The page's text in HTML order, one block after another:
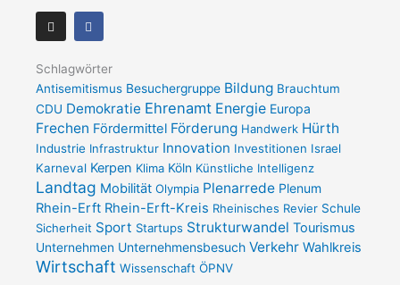
I
n
s
a
r
a
m
F
a
c
b
o
k
-
f
Schlagwörter
Antisemitismus Besuchergruppe Bildung Brauchtum
CDU Demokratie Ehrenamt Energie Europa
Frechen Fördermittel Förderung Handwerk Hürth
Industrie Infrastruktur Innovation Investitionen Israel
Karneval Kerpen Klima Köln Künstliche Intelligenz
Landtag Mobilität Olympia Plenarrede Plenum
Rhein-Erft Rhein-Erft-Kreis Rheinisches Revier Schule
Sicherheit Sport Startups Strukturwandel Tourismus
Unternehmen Unternehmensbesuch Verkehr Wahlkreis
Wirtschaft Wissenschaft ÖPNV